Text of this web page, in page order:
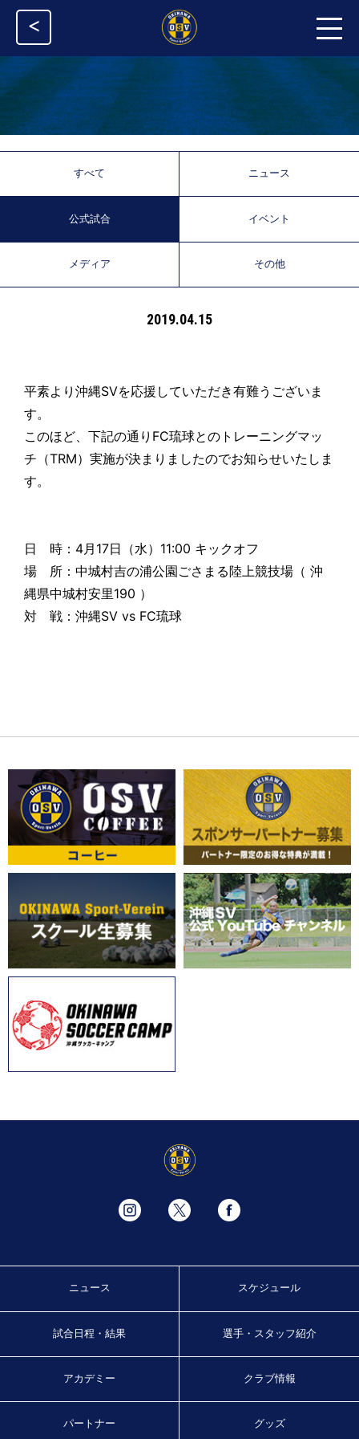
<
すべて ニュース
公式試合 イベント
メディア その他
2019.04.15
平素より沖縄SVを応援していただき有難うございま
す。
このほど、下記の通りFC琉球とのトレーニングマッ
チ（TRM）実施が決まりましたのでお知らせいたしま
す。
日 時：4月17日（水）11:00 キックオフ
場 所：中城村吉の浦公園ごさまる陸上競技場（ 沖
縄県中城村安里190 ）
対 戦：沖縄SV vs FC琉球
ニュース スケジュール
試合日程・結果 選手・スタッフ紹介
アカデミー クラブ情報
パートナー グッズ